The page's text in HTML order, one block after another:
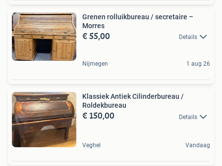
Grenen rolluikbureau / secretaire –
Morres
€ 55,00 Details
Nijmegen 1 aug 26
Klassiek Antiek Cilinderbureau /
Roldekbureau
€ 150,00 Details
Veghel Vandaag